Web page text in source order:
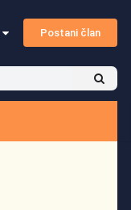
Postani član